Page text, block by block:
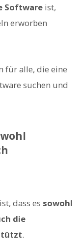
Software ist,
erworben
für alle, die eine
suchen und
dass es sowohl
die
.